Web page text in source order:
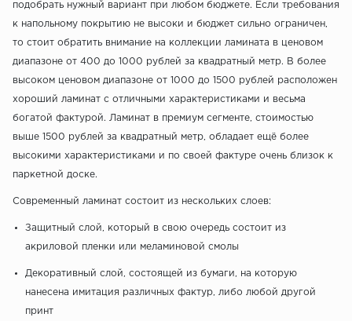
подобрать нужный вариант при любом бюджете. Если требования
к напольному покрытию не высоки и бюджет сильно ограничен,
то стоит обратить внимание на коллекции ламината в ценовом
диапазоне от 400 до 1000 рублей за квадратный метр. В более
высоком ценовом диапазоне от 1000 до 1500 рублей расположен
хороший ламинат с отличными характеристиками и весьма
богатой фактурой. Ламинат в премиум сегменте, стоимостью
выше 1500 рублей за квадратный метр, обладает ещё более
высокими характеристиками и по своей фактуре очень близок к
паркетной доске.
Современный ламинат состоит из нескольких слоев:
Защитный слой, который в свою очередь состоит из
акриловой пленки или меламиновой смолы
Декоративный слой, состоящей из бумаги, на которую
нанесена имитация различных фактур, либо любой другой
принт